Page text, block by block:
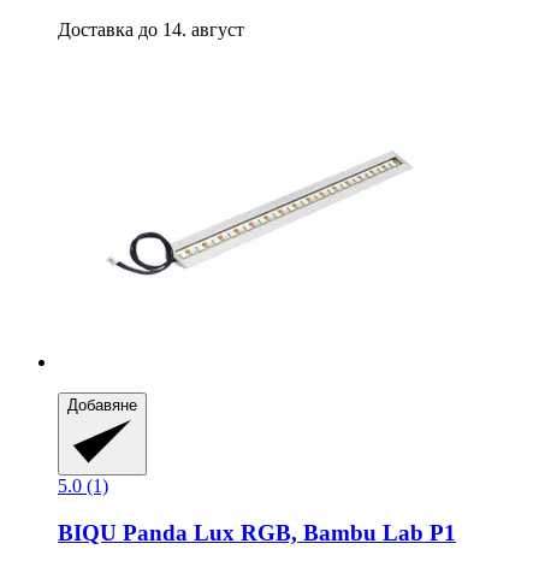
Доставка до 14. август
Добавяне
5.0 (1)
BIQU Panda Lux RGB, Bambu Lab P1